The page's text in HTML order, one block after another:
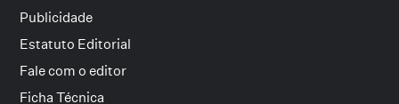
Publicidade
Estatuto Editorial
Fale com o editor
Ficha Técnica